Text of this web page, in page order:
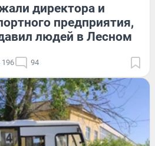
директора и
предприятия,
людей в Лесном
196 94